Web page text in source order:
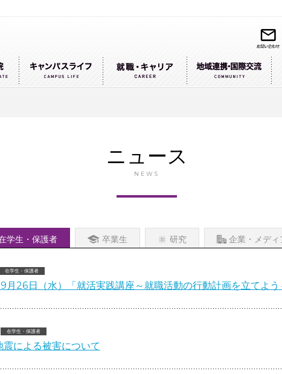
ニュース
NEWS
学生・保護者 卒業生 研究 企業・メディ
在学生・保護者
9月26日（水）「就活実践講座～就職活動の行動計画を立てよ
在学生・保護者
による被害について